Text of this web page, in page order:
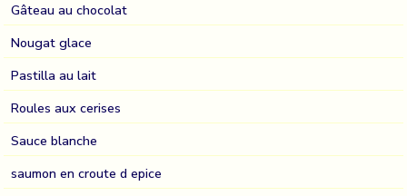
Gâteau au chocolat
Nougat glace
Pastilla au lait
Roules aux cerises
Sauce blanche
saumon en croute d epice